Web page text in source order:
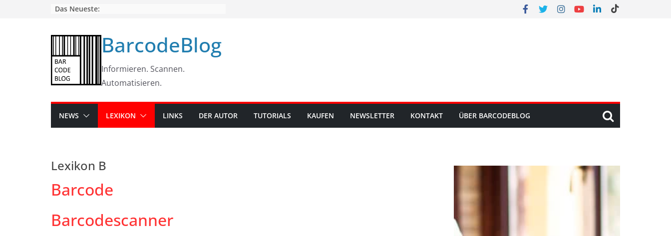
Das Neueste:
BarcodeBlog
Informieren. Scannen.
Automatisieren.
NEWS LEXIKON LINKS DER AUTOR TUTORIALS KAUFEN NEWSLETTER KONTAKT ÜBER BARCODEBLOG
Lexikon B
Barcode
Barcodescanner